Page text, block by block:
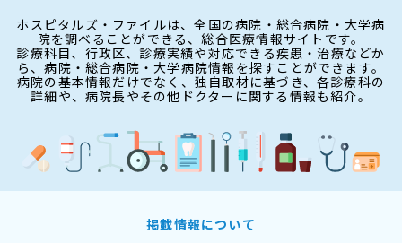
ホスピタルズ・ファイルは、全国の病院・総合病院・大学病
院を調べることができる、総合医療情報サイトです。
診療科目、行政区、診療実績や対応できる疾患・治療などか
ら、病院・総合病院・大学病院情報を探すことができます。
病院の基本情報だけでなく、独自取材に基づき、各診療科の
詳細や、病院長やその他ドクターに関する情報も紹介。
掲載情報について